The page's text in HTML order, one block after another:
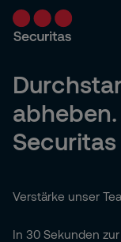
Verstärke unser
In 30 Sekunden